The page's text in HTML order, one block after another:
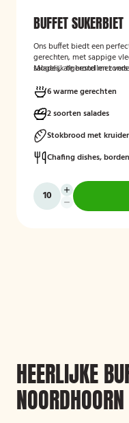
BUFFET SUKERBIET
Ons buffet biedt een
gerechten, met sappige
salades, afgerond met
Mogelijk te bestellen
6 warme gerechten
2 soorten salades
Stokbrood met
Chafing dishes,
HEERLIJKE
NOORDHOORN